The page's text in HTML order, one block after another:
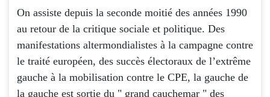
On assiste depuis la seconde moitié des années 1990
au retour de la critique sociale et politique. Des
manifestations altermondialistes à la campagne contre
le traité européen, des succès électoraux de l’extrême
gauche à la mobilisation contre le CPE, la gauche de
la gauche est sortie du " grand cauchemar " des